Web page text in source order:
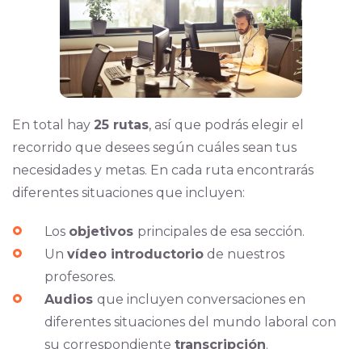
En total hay 25 rutas, así que podrás elegir el
recorrido que desees según cuáles sean tus
necesidades y metas. En cada ruta encontrarás
diferentes situaciones que incluyen:
Los objetivos principales de esa sección.
Un vídeo introductorio de nuestros
profesores.
Audios que incluyen conversaciones en
diferentes situaciones del mundo laboral con
su correspondiente transcripción.